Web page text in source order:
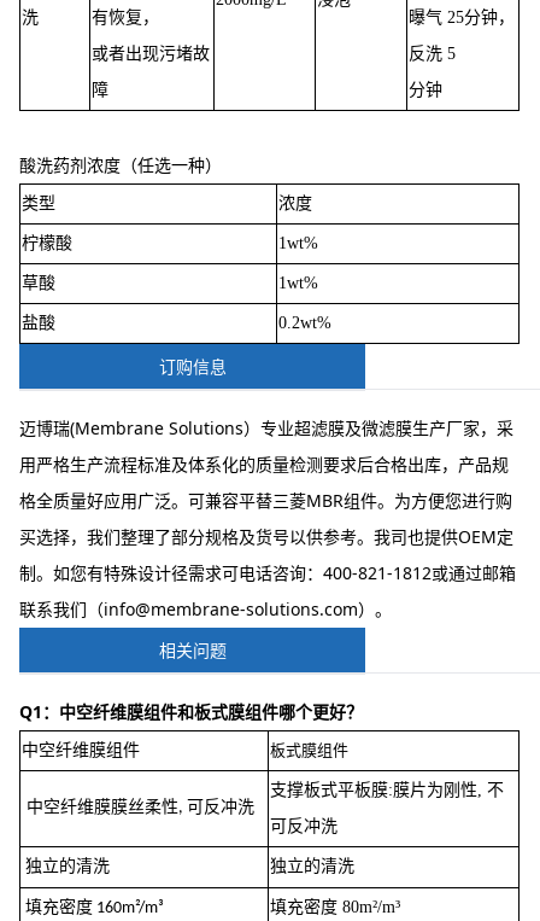
洗
有恢复，
或者出现污堵故
障
曝气 25分钟，
反洗 5
分钟
酸洗药剂浓度（任选一种）
类型 浓度
柠檬酸 1wt%
草酸 1wt%
盐酸 0.2wt%
订购信息
迈博瑞(Membrane Solutions）专业超滤膜及微滤膜生产厂家，采
用严格生产流程标准及体系化的质量检测要求后合格出库，产品规
格全质量好应用广泛。可兼容平替三菱MBR组件。为方便您进行购
买选择，我们整理了部分规格及货号以供参考。我司也提供OEM定
制。如您有特殊设计径需求可电话咨询：400-821-1812或通过邮箱
联系我们（info@membrane-solutions.com）。
相关问题
Q1：中空纤维膜组件和板式膜组件哪个更好？
中空纤维膜组件 板式膜组件
中空纤维膜膜丝柔性, 可反冲洗
支撑板式平板膜:膜片为刚性, 不
可反冲洗
独立的清洗 独立的清洗
填充密度 160m²/m³ 填充密度 80m²/m³